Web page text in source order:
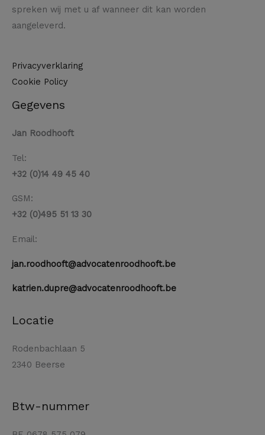
spreken wij met u af wanneer dit kan worden
aangeleverd.
Privacyverklaring
Cookie Policy
Gegevens
Jan Roodhooft
Tel:
+32 (0)14 49 45 40
GSM:
+32 (0)495 51 13 30
Email:
jan.roodhooft@advocatenroodhooft.be
katrien.dupre@advocatenroodhooft.be
Locatie
Rodenbachlaan 5
2340 Beerse
Btw-nummer